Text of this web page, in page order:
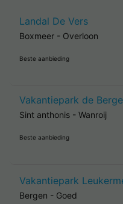
Landal De Vers
Boxmeer - Overloon
Beste aanbieding
Vakantiepark de
Sint anthonis - Wanroij
Beste aanbieding
Vakantiepark
Bergen - Goed